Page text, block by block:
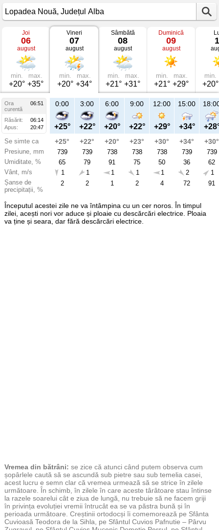
Vremea
Lopadea
Nouă
mâine
Județul
Alba
Joi
06
august
min.
+20°
max.
+35°
Vineri
07
august
min.
+20°
max.
+34°
Sâmbătă
08
august
min.
+21°
max.
+31°
Duminică
09
august
min.
+21°
max.
+29°
min.
+20°
Ora
06:51
curentă
Răsărit:
06:14
Apus:
20:47
Se simte ca
Presiune, mm
Umiditate, %
Vânt, m/s
Șanse de
precipitații, %
21:00
+30°
+31°
739
47
1
2
Vi
aug
0:00
+25°
+25°
739
65
1
2
3:00
+22°
+22°
739
79
1
2
6:00
+20°
+20°
738
91
1
1
9:00
+22°
+23°
738
75
1
2
12:00
+29°
+30°
738
50
1
4
15:00
+34°
+34°
739
36
2
72
+30°
739
62
1
91
Începutul acestei zile ne va întâmpina cu un cer noros. În timpul
zilei, acești nori vor aduce și ploaie cu descărcări electrice. Ploaia
va ține și seara, dar fără descărcări electrice.
Vremea din bătrâni: se zice că atunci când putem observa cum
șopârlele caută să se ascundă sub pietre sau sub temelia casei,
acest lucru e semn clar că vremea urmează să se strice în zilele
următoare. În schimb, în zilele în care aceste târâtoare stau întinse
la razele soarelui cât e ziua de lungă, nu trebuie să ne facem griji
în privința evoluției vremii întrucât ea se va păstra bună și în
perioada următoare. Creștinii ortodocși îi comemorează pe Sfânta
Cuvioasă Teodora de la Sihla, pe Sfântul Cuvios Pafnutie – Pârvu